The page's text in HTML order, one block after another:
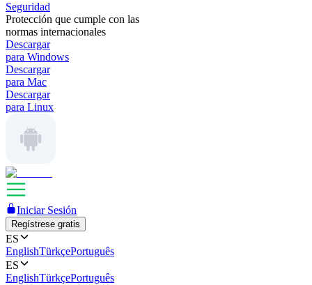
Seguridad
Protección que cumple con las
normas internacionales
Descargar
para Windows
Descargar
para Mac
Descargar
para Linux
Iniciar Sesión
Regístrese gratis
ES
EnglishTürkçePortuguês
ES
EnglishTürkçePortuguês